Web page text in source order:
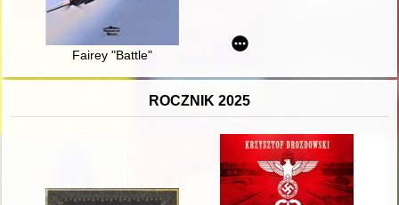
Fairey "Battle"
ROCZNIK 2025